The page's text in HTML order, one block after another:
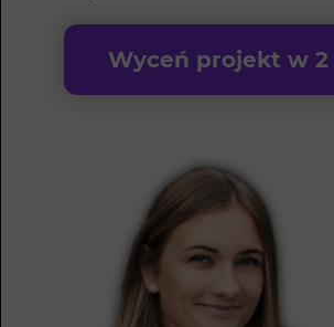
Wyceń projekt w 2